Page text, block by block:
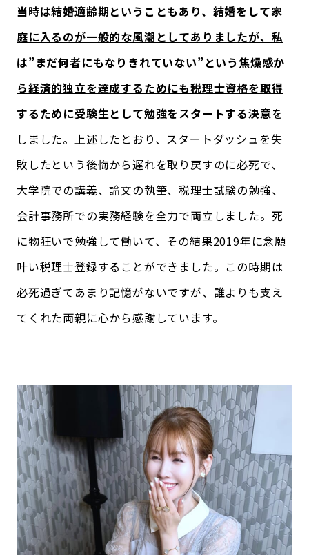
当時は結婚適齢期ということもあり、結婚をして家
庭に入るのが一般的な風潮としてありましたが、私
は”まだ何者にもなりきれていない”という焦燥感か
ら経済的独立を達成するためにも税理士資格を取得
するために受験生として勉強をスタートする決意を
しました。上述したとおり、スタートダッシュを失
敗したという後悔から遅れを取り戻すのに必死で、
大学院での講義、論文の執筆、税理士試験の勉強、
会計事務所での実務経験を全力で両立しました。死
に物狂いで勉強して働いて、その結果2019年に念願
叶い税理士登録することができました。この時期は
必死過ぎてあまり記憶がないですが、誰よりも支え
てくれた両親に心から感謝しています。